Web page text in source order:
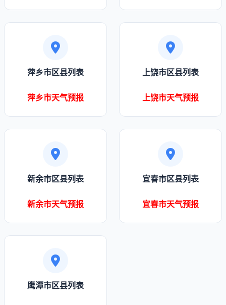
萍乡市区县列表
萍乡市天气预报
上饶市区县列表
上饶市天气预报
新余市区县列表
新余市天气预报
宜春市区县列表
宜春市天气预报
鹰潭市区县列表